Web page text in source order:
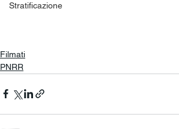
Stratificazione
Filmati
PNRR